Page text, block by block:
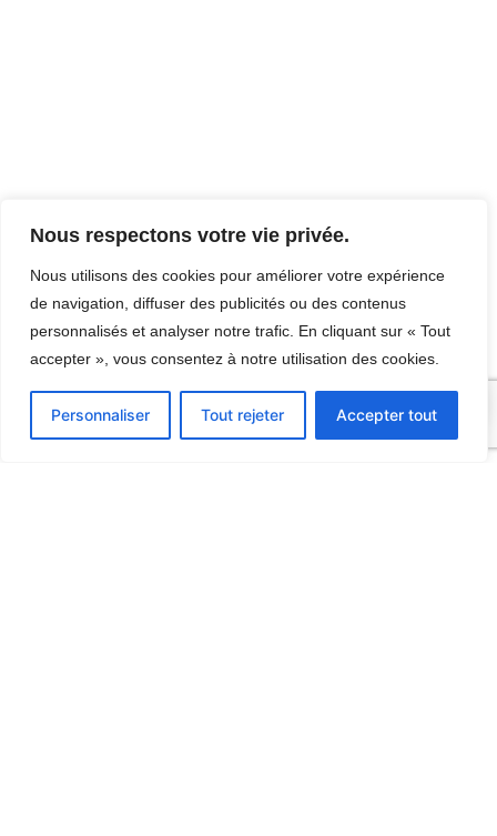
Nous respectons votre vie privée.
Nous utilisons des cookies pour améliorer votre expérience
de navigation, diffuser des publicités ou des contenus
personnalisés et analyser notre trafic. En cliquant sur « Tout
accepter », vous consentez à notre utilisation des cookies.
Personnaliser Tout rejeter Accepter tout